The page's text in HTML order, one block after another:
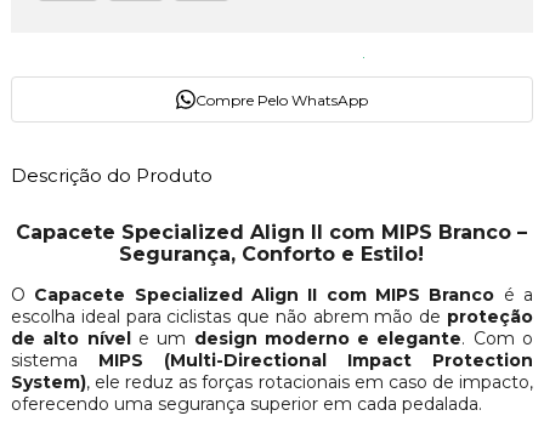
Compre Pelo WhatsApp
Descrição do Produto
Capacete Specialized Align II com MIPS Branco –
Segurança, Conforto e Estilo!
O Capacete Specialized Align II com MIPS Branco é a
escolha ideal para ciclistas que não abrem mão de proteção
de alto nívele um design moderno e elegante. Com o
sistema MIPS (Multi-Directional Impact Protection
System), ele reduz as forças rotacionais em caso de impacto,
oferecendo uma segurança superior em cada pedalada.